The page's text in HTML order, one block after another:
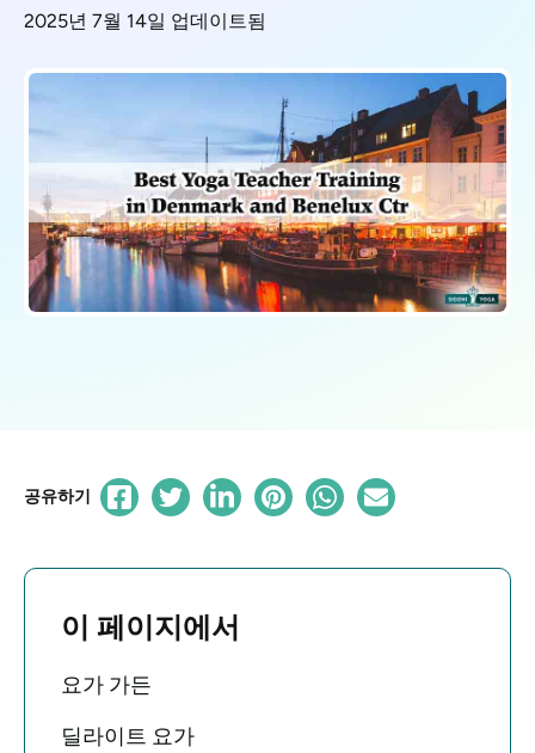
2025년 7월 14일 업데이트됨
공유하기
이 페이지에서
요가 가든
딜라이트 요가